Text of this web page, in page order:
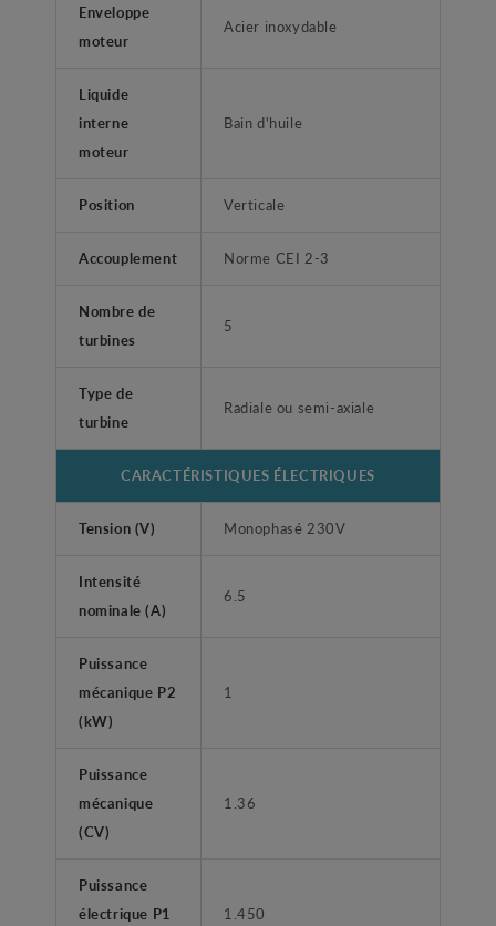
Enveloppe
moteur
Acier inoxydable
Liquide
interne
moteur
Bain d'huile
Position Verticale
Accouplement Norme CEI 2-3
Nombre de
turbines
5
Type de
turbine
Radiale ou semi-axiale
CARACTÉRISTIQUES ÉLECTRIQUES
Tension (V) Monophasé 230V
Intensité
nominale (A)
6.5
Puissance
mécanique P2
(kW)
1
Puissance
mécanique
(CV)
1.36
Puissance
électrique P1
1.450